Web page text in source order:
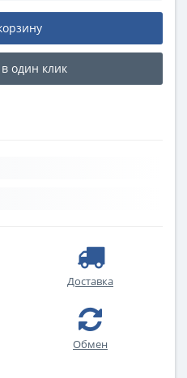
один клик
Доставка
Обмен